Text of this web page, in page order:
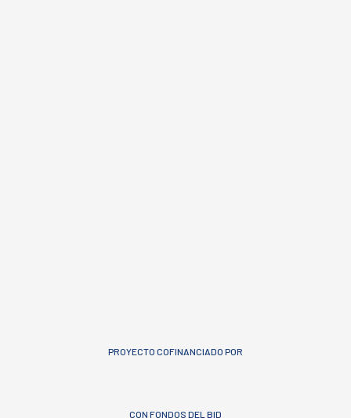
PROYECTO COFINANCIADO POR
CON FONDOS DEL BID